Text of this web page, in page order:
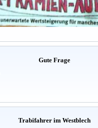
Gute Frage
Trabifahrer im Westblech